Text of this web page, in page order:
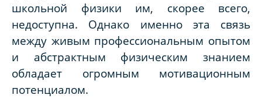
школьной физики им, скорее всего,
недоступна. Однако именно эта связь
между живым профессиональным опытом
и абстрактным физическим знанием
обладает огромным мотивационным
потенциалом.